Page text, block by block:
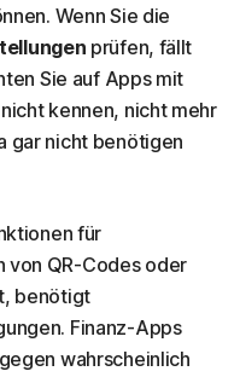
Wenn Sie die
prüfen, fällt
Sie auf Apps mit
kennen, nicht mehr
gar nicht benötigen
für
von QR-Codes oder
benötigt
Finanz-Apps
wahrscheinlich